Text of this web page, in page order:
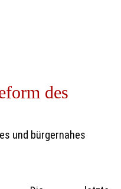
des
und bürgernahes